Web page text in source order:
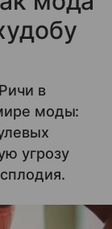
в
моды:
угрозу